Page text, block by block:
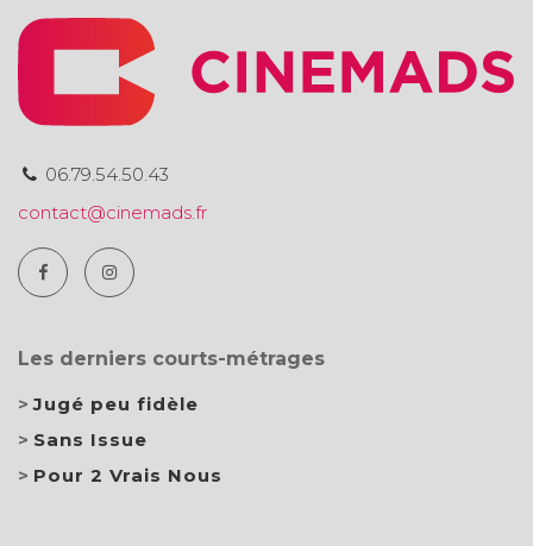
06.79.54.50.43
contact@cinemads.fr
Les derniers courts-métrages
Jugé peu fidèle
Sans Issue
Pour 2 Vrais Nous